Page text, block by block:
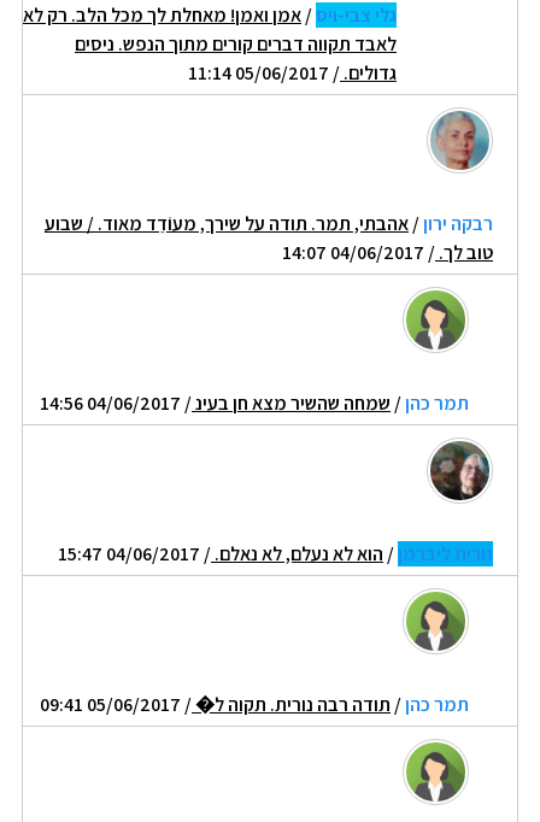
גלי צבי-ויס/אמן ואמן! מאחלת לך מכל הלב. רק לא
לאבד תקווה דברים קורים מתוך הנפש. ניסים
גדולים./ 05/06/2017 11:14
רבקה ירון/אהבתי, תמר. תודה על שירך, מעוֹדֵד מאוד. / שבוע
טוב לך./ 04/06/2017 14:07
תמר כהן/ שמחה שהשיר מצא חן בעינ/ 04/06/2017 14:56
נורית ליברמן/ הוא לא נעלם, לא נאלם./ 04/06/2017 15:47
תמר כהן/ תודה רבה נורית. תקוה ל�/ 05/06/2017 09:41